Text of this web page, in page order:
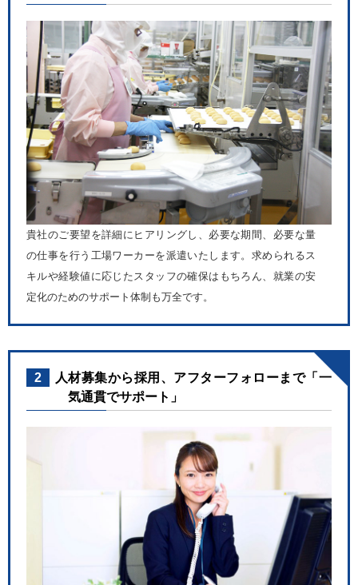
貴社のご要望を詳細にヒアリングし、必要な期間、必要な量
の仕事を行う工場ワーカーを派遣いたします。求められるス
キルや経験値に応じたスタッフの確保はもちろん、就業の安
定化のためのサポート体制も万全です。
2
人材募集から採用、アフターフォローまで「一
気通貫でサポート」